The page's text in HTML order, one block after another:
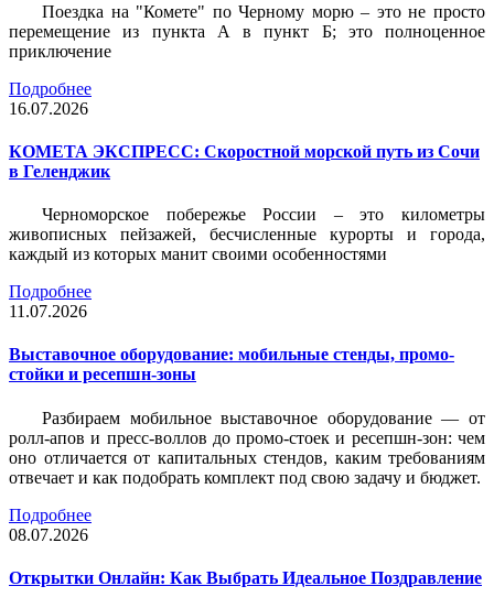
Поездка на "Комете" по Черному морю – это не просто
перемещение из пункта А в пункт Б; это полноценное
приключение
Подробнее
16.07.2026
КОМЕТА ЭКСПРЕСС: Скоростной морской путь из Сочи
в Геленджик
Черноморское побережье России – это километры
живописных пейзажей, бесчисленные курорты и города,
каждый из которых манит своими особенностями
Подробнее
11.07.2026
Выставочное оборудование: мобильные стенды, промо-
стойки и ресепшн-зоны
Разбираем мобильное выставочное оборудование — от
ролл-апов и пресс-воллов до промо-стоек и ресепшн-зон: чем
оно отличается от капитальных стендов, каким требованиям
отвечает и как подобрать комплект под свою задачу и бюджет.
Подробнее
08.07.2026
Открытки Онлайн: Как Выбрать Идеальное Поздравление